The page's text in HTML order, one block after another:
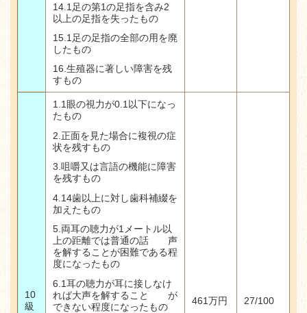
14.1 足の第1の足指を含み2
以上の足指を失ったもの
15.1 足の足指の全部の用を廃
したもの
16.生殖器に著しい障害を残
すもの
10
級
1.1眼の視力が0.1以下になっ
たもの
2. 正面を見た場合に複視の症
状を残すもの
3. 咀嚼又は言語の機能に障害
を残すもの
4.14歯以上に対し歯科補綴を
加えたもの
5.両耳の聴力が1メートル以
上の距離では普通の話 声
を解することが困難である程
度になったもの
6.1耳の聴力が耳に接しなけ
れば大声を解すること が
できない程度になったもの
461万円 27/100